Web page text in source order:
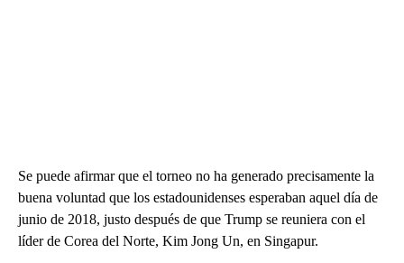
Se puede afirmar que el torneo no ha generado precisamente la
buena voluntad que los estadounidenses esperaban aquel día de
junio de 2018, justo después de que Trump se reuniera con el
líder de Corea del Norte, Kim Jong Un, en Singapur.